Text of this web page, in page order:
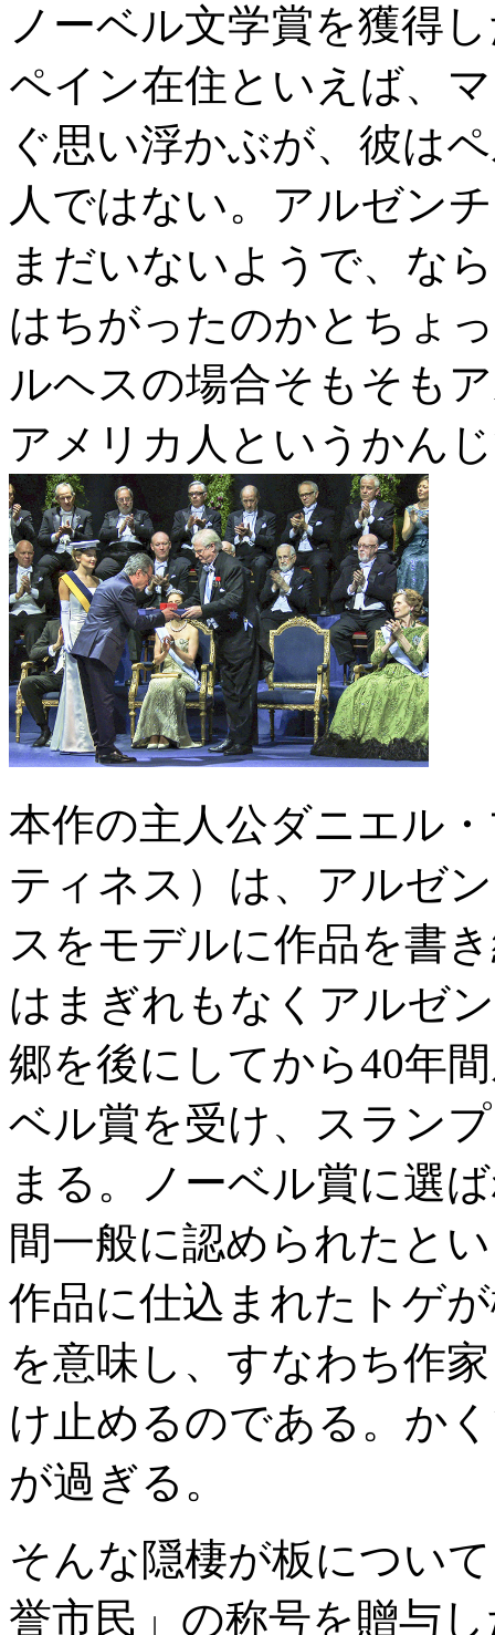
ノーベル文学賞を獲得
ペイン在住といえば、
ぐ思い浮かぶが、彼は
人ではない。アルゼン
まだいないようで、な
はちがったのかとちょ
ルヘスの場合そもそも
アメリカ人というかん
本作の主人公ダニエル
ティネス）は、アルゼ
スをモデルに作品を書
はまぎれもなくアルゼ
郷を後にしてから40年
ベル賞を受け、スラン
まる。ノーベル賞に選
間一般に認められたと
作品に仕込まれたトゲ
を意味し、すなわち作
け止めるのである。か
が過ぎる。
そんな隠棲が板につい
誉市民」の称号を贈与